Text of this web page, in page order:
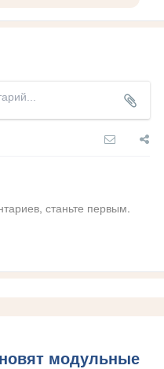
станьте первым.
модульные